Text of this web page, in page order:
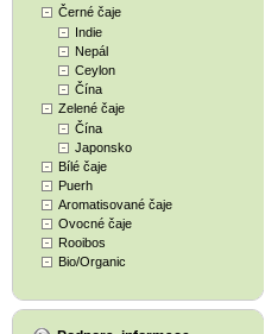
Černé čaje
Indie
Nepál
Ceylon
Čína
Zelené čaje
Čína
Japonsko
Bílé čaje
Puerh
Aromatisované čaje
Ovocné čaje
Rooibos
Bio/Organic